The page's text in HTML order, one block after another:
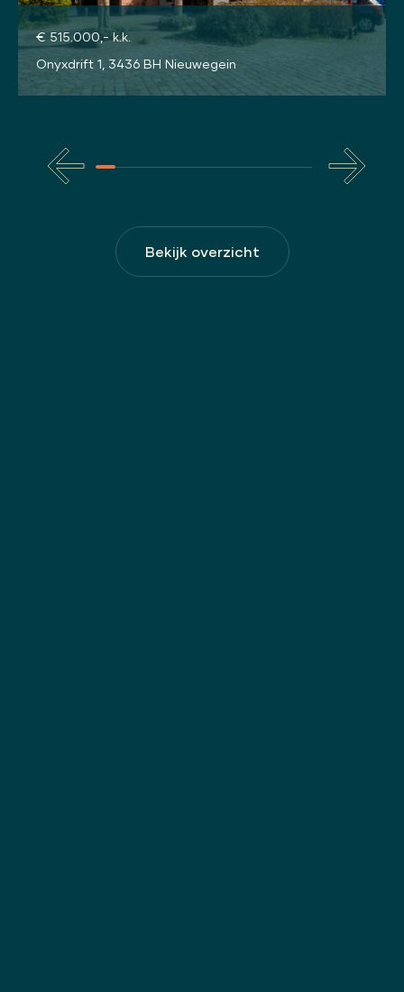
€ 515.000,- k.k.
Onyxdrift 1, 3436 BH Nieuwegein
Bekijk overzicht